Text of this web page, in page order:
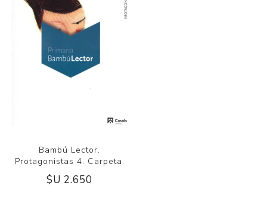
Bambú Lector.
Protagonistas 4. Carpeta.
$U 2.650